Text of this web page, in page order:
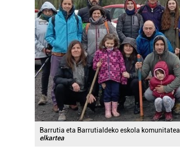
Barrutia eta Barrutialdeko eskola
elkartea